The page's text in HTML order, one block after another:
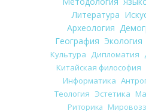
Литература
Археология
География Экология
Культура Дипломатия
Китайская философия
Информатика
Теология Эстетика
Риторика